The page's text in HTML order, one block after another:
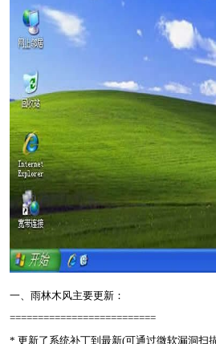
一、雨林木风主要更新：
==========================
* 更新了系统补丁到最新(可通过微软漏洞扫